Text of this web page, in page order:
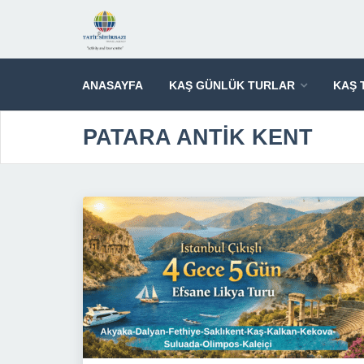
ANASAYFA KAŞ GÜNLÜK TURLAR KAŞ
PATARA ANTİK KENT